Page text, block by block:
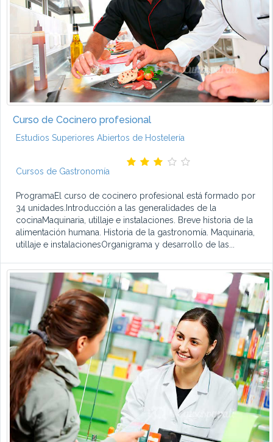
Curso de Cocinero profesional
Estudios Superiores Abiertos de Hostelería
Cursos de Gastronomía
ProgramaEl curso de cocinero profesional está formado por
34 unidades.Introducción a las generalidades de la
cocinaMaquinaria, utillaje e instalaciones. Breve historia de la
alimentación humana. Historia de la gastronomía. Maquinaria,
utillaje e instalacionesOrganigrama y desarrollo de las...